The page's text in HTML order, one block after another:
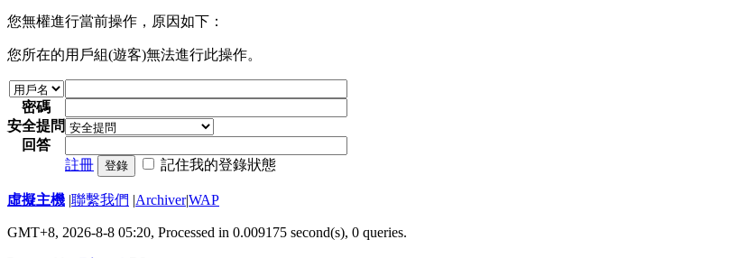
您無權進行當前操作，原因如下：
您所在的用戶組(遊客)無法進行此操作。
密碼
安全提問
回答
註冊
登錄 記住我的登錄狀態
虛擬主機 |聯繫我們 |Archiver|WAP
GMT+8, 2026-8-8 05:20, Processed in 0.009175 second(s), 0 queries.